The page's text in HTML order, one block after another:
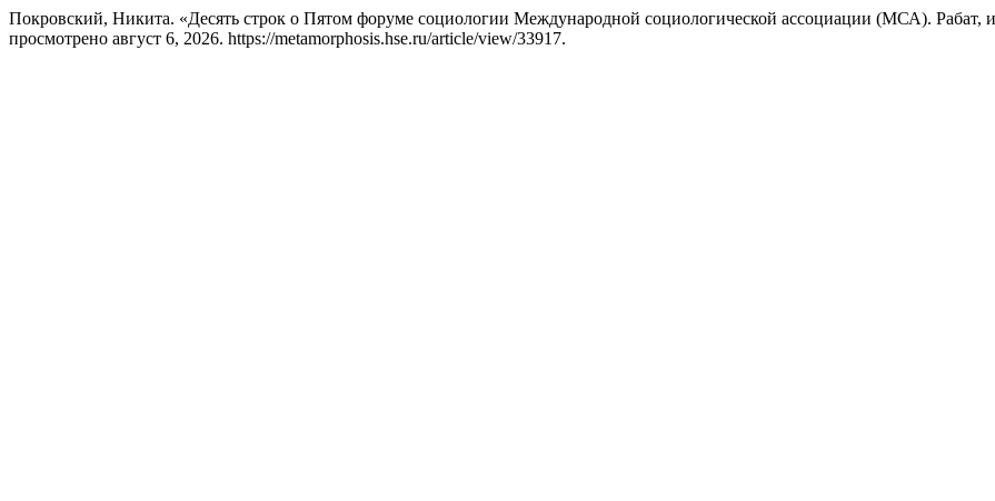
Покровский, Никита. «Десять строк о Пятом форуме социологии Международной социологической ассоциации (МСА). Рабат,
просмотрено август 6, 2026. https://metamorphosis.hse.ru/article/view/33917.